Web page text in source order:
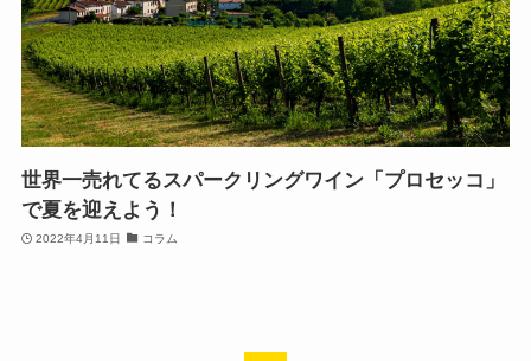
世界一売れてるスパークリングワイン「プロセッコ」
で夏を迎えよう！
2022年4月11日 コラム